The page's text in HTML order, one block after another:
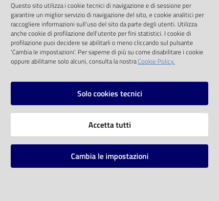
solo alle condizioni previste dalla direttiva
comunitaria 2003/98/CE e dal d.lgs. 36/2006
SOCIAL
Instagram
Vai alla pagina
Mappa del sito
Questo sito utilizza i cookie tecnici di navigazione e di sessione per
garantire un miglior servizio di navigazione del sito, e cookie analitici per
raccogliere informazioni sull'uso del sito da parte degli utenti. Utilizza
anche cookie di profilazione dell'utente per fini statistici. I cookie di
profilazione puoi decidere se abilitarli o meno cliccando sul pulsante
'Cambia le impostazioni'. Per saperne di più su come disabilitare i cookie
oppure abilitarne solo alcuni, consulta la nostraCookie Policy.
Solo cookies tecnici
Accetta tutti
Cambia le impostazioni